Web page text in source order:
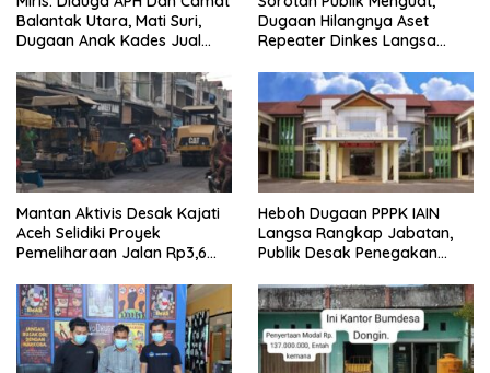
Balantak Utara, Mati Suri,
Dugaan Anak Kades Jual
Dugaan Hilangnya Aset
Repeater Dinkes Langsa
Mantan Aktivis Desak Kajati
Aceh Selidiki Proyek
Pemeliharaan Jalan Rp3,6
Heboh Dugaan PPPK IAIN
Langsa Rangkap Jabatan,
Publik Desak Penegakan